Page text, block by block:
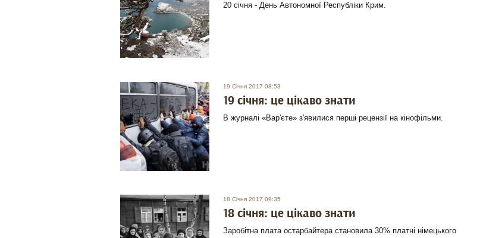
20 січня - День Автономної Республіки Крим.
19 Січня 2017 08:53
19 січня: це цікаво знати
В журналі «Вар'єте» з'явилися перші рецензії на кінофільми.
18 Січня 2017 09:35
18 січня: це цікаво знати
Заробітна плата остарбайтера становила 30% платні німецького